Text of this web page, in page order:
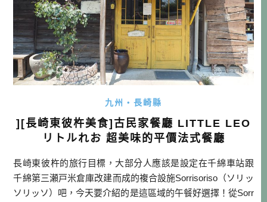
九州・長崎縣
][長崎東彼杵美食]古民家餐廳 LITTLE LEO
リトルれお 超美味的平價法式餐廳
長崎東彼杵的旅行目標，大部分人應該是設定在千綿車站跟
千綿第三瀬戸米倉庫改建而成的複合設施Sorrisoriso（ソリッ
ソリッソ）吧，今天要介紹的是這區域的午餐好選擇！從Sorr